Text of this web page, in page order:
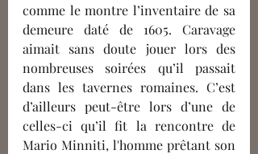
comme le montre l’inventaire de sa
demeure daté de 1605. Caravage
aimait sans doute jouer lors des
nombreuses soirées qu’il passait
dans les tavernes romaines. C’est
d’ailleurs peut-être lors d’une de
celles-ci qu’il fit la rencontre de
Mario Minniti, l'homme prêtant son